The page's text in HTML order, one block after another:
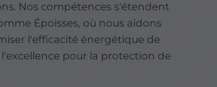
Nos compétences s'étendent
Époisses, où nous aidons
l'efficacité énergétique de
l'excellence pour la protection de